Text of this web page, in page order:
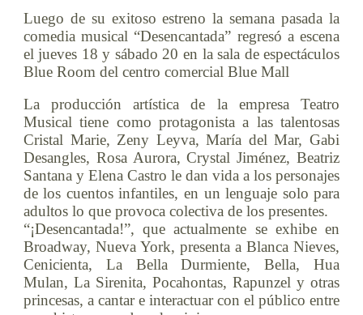
Luego de su exitoso estreno la semana pasada la
comedia musical “Desencantada” regresó a escena
el jueves 18 y sábado 20 en la sala de espectáculos
Blue Room del centro comercial Blue Mall
La producción artística de la empresa Teatro
Musical tiene como protagonista a las talentosas
Cristal Marie, Zeny Leyva, María del Mar, Gabi
Desangles, Rosa Aurora, Crystal Jiménez, Beatriz
Santana y Elena Castro le dan vida a los personajes
de los cuentos infantiles, en un lenguaje solo para
adultos lo que provoca colectiva de los presentes.
“¡Desencantada!”, que actualmente se exhibe en
Broadway, Nueva York, presenta a Blanca Nieves,
Cenicienta, La Bella Durmiente, Bella, Hua
Mulan, La Sirenita, Pocahontas, Rapunzel y otras
princesas, a cantar e interactuar con el público entre